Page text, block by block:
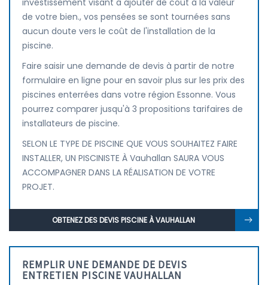
investissement visant à ajouter de coût à la valeur
de votre bien., vos pensées se sont tournées sans
aucun doute vers le coût de l'installation de la
piscine.
Faire saisir une demande de devis à partir de notre
formulaire en ligne pour en savoir plus sur les prix des
piscines enterrées dans votre région Essonne. Vous
pourrez comparer jusqu'à 3 propositions tarifaires de
installateurs de piscine.
SELON LE TYPE DE PISCINE QUE VOUS SOUHAITEZ FAIRE
INSTALLER, UN PISCINISTE À Vauhallan SAURA VOUS
ACCOMPAGNER DANS LA RÉALISATION DE VOTRE
PROJET.
OBTENEZ DES DEVIS PISCINE À VAUHALLAN
REMPLIR UNE DEMANDE DE DEVIS
ENTRETIEN PISCINE VAUHALLAN